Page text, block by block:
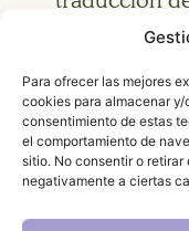
Para ofrecer las mejores
cookies para almacenar
consentimiento de estas
el comportamiento de
sitio. No consentir o
negativamente a ciertas
publicarse
aceptación
1.El